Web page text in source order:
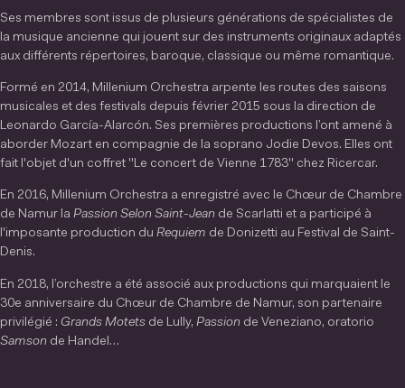
Ses membres sont issus de plusieurs générations de spécialistes de
la musique ancienne qui jouent sur des instruments originaux adaptés
aux différents répertoires, baroque, classique ou même romantique.
Formé en 2014, Millenium Orchestra arpente les routes des saisons
musicales et des festivals depuis février 2015 sous la direction de
Leonardo García-Alarcón. Ses premières productions l’ont amené à
aborder Mozart en compagnie de la soprano Jodie Devos. Elles ont
fait l'objet d'un coffret "Le concert de Vienne 1783" chez Ricercar.
En 2016, Millenium Orchestra a enregistré avec le Chœur de Chambre
de Namur la Passion Selon Saint-Jean de Scarlatti et a participé à
l'imposante production du Requiem de Donizetti au Festival de Saint-
Denis.
En 2018, l’orchestre a été associé aux productions qui marquaient le
30e anniversaire du Chœur de Chambre de Namur, son partenaire
privilégié : Grands Motets de Lully, Passion de Veneziano, oratorio
Samson de Handel…